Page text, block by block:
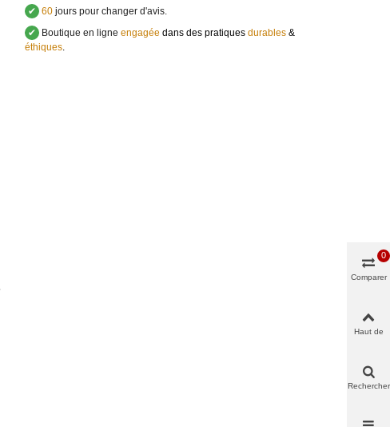
✔ 60jours pour changer d'avis.
✔ Boutique en ligne engagée dans des pratiques durables&
éthiques.
Comparer
0
Haut de
Rechercher